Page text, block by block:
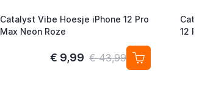
Catalyst Vibe Hoesje iPhone 12 Pro
Max Neon Roze
€ 9,99 € 43,99
Catalyst
12 Pro